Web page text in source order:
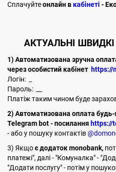
Cплачуйтеонлайн вкабінеті -
АКТУАЛЬНІ
1) Автоматизована зручна
через особистий кабінет https://
Логін: _
Пароль: __
Платіж таким чином буде
2) Автоматизована оплата
Telegram bot - посилання https://
- або у пошуку контактів
3) Якщоє додаток monobank,
платежі", далі - "Комуналка" -
"Додати послугу" - потім у